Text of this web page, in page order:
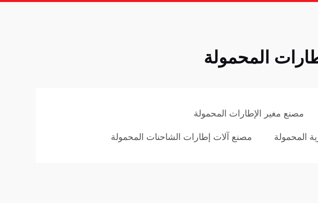
المحمولة
مصنع مغير الإطارات المحمولة
المحمولة مصنع آلات إطارات الشاحنات المحمولة